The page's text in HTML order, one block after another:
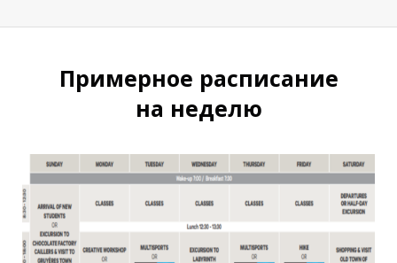
С
Примерное расписание
на неделю